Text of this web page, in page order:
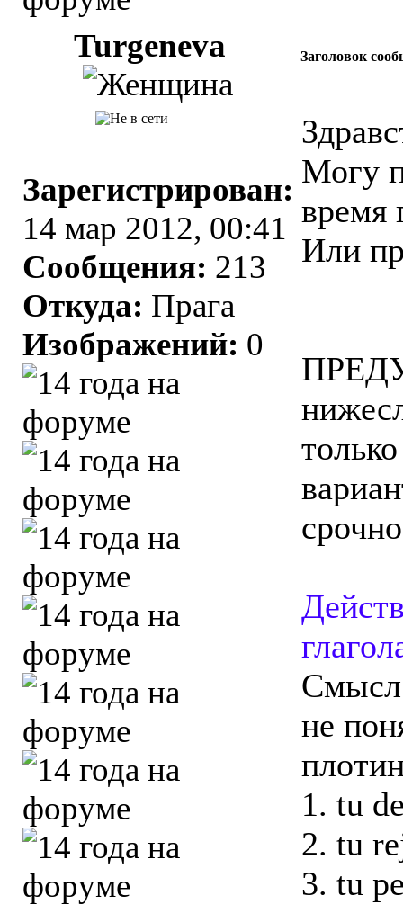
Turgeneva Заголовок
Зарегистрирован:
14 мар 2012, 00:41
Сообщения: 213
Откуда: Прага
Изображений: 0
Могу
время
Или
Смысл
не
1. tu
2. tu
3. tu